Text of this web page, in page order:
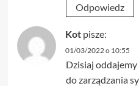
Odpowiedz
Kot pisze:
01/03/2022 o 10:55
Dzisiaj
do zarządzania